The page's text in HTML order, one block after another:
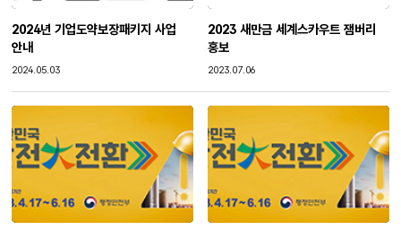
2024년 기업도약보장패키지 사업
안내
작성일
2024.05.03
2023 새만금 세계스카우트 잼버리
홍보
작성일
2023.07.06